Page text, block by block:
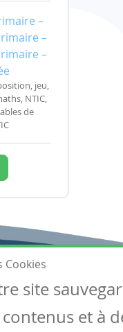
–
–
–
jeu,
NTIC,
de
site
et à